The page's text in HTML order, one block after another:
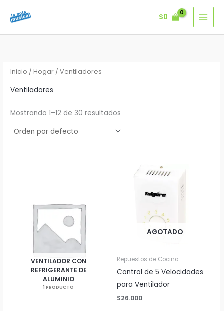
$0
Inicio /Hogar / Ventiladores
Ventiladores
Mostrando 1–12 de 30 resultados
VENTILADOR CON
REFRIGERANTE DE
ALUMINIO
1 PRODUCTO
AGOTADO
Repuestos de Cocina
Control de 5 Velocidades
para Ventilador
$26.000